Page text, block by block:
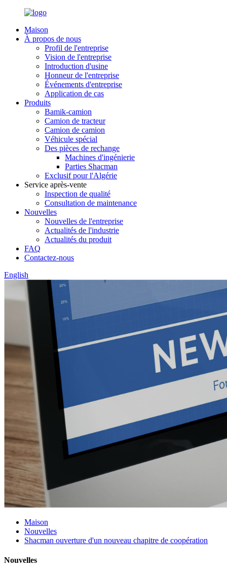
Maison
À propos de nous
Profil de l'entreprise
Vision de l'entreprise
Introduction d'usine
Honneur de l'entreprise
Événements d'entreprise
Application de cas
Produits
Bamik-camion
Camion de tracteur
Camion de camion
Véhicule spécial
Des pièces de rechange
Machines d'ingénierie
Parties Shacman
Exclusif pour l'Algérie
Service après-vente
Inspection de qualité
Consultation de maintenance
Nouvelles
Nouvelles de l'entreprise
Actualités de l'industrie
Actualités du produit
FAQ
Contactez-nous
English
Maison
Nouvelles
Shacman ouverture d'un nouveau chapitre de coopération
Nouvelles